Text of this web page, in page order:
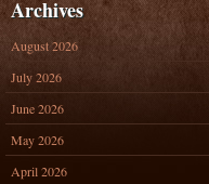
Archives
August 2026
July 2026
June 2026
May 2026
April 2026